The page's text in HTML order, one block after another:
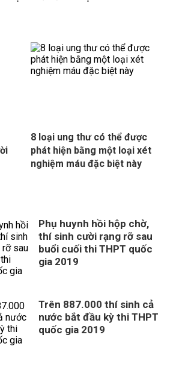
8 loại ung thư có thể được
phát hiện bằng một loại xét
nghiệm máu đặc biệt này
Phụ huynh hồi hộp chờ,
thí sinh cười rạng rỡ sau
buổi cuối thi THPT quốc
gia 2019
Trên 887.000 thí sinh cả
nước bắt đầu kỳ thi THPT
quốc gia 2019